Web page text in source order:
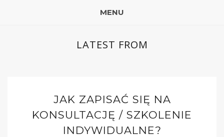
MENU
LATEST FROM
JAK ZAPISAĆ SIĘ NA
KONSULTACJĘ / SZKOLENIE
INDYWIDUALNE?